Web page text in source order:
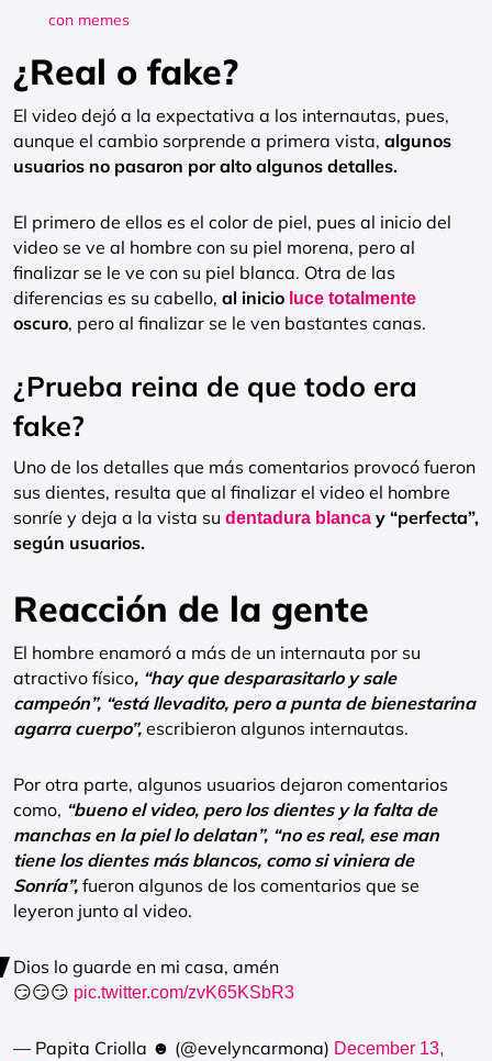
con memes
¿Real o fake?
El video dejó a la expectativa a los internautas, pues,
aunque el cambio sorprende a primera vista, algunos
usuarios no pasaron por alto algunos detalles.
El primero de ellos es el color de piel, pues al inicio del
video se ve al hombre con su piel morena, pero al
finalizar se le ve con su piel blanca. Otra de las
diferencias es su cabello, al inicio luce totalmente
oscuro, pero al finalizar se le ven bastantes canas.
¿Prueba reina de que todo era
fake?
Uno de los detalles que más comentarios provocó fueron
sus dientes, resulta que al finalizar el video el hombre
sonríe y deja a la vista su dentadura blanca y “perfecta”,
según usuarios.
Reacción de la gente
El hombre enamoró a más de un internauta por su
atractivo físico, “hay que desparasitarlo y sale
campeón”, “está llevadito, pero a punta de bienestarina
agarra cuerpo”, escribieron algunos internautas.
Por otra parte, algunos usuarios dejaron comentarios
como, “bueno el video, pero los dientes y la falta de
manchas en la piel lo delatan”, “no es real, ese man
tiene los dientes más blancos, como si viniera de
Sonría”, fueron algunos de los comentarios que se
leyeron junto al video.
Dios lo guarde en mi casa, amén
😏😏😏 pic.twitter.com/zvK65KSbR3
— Papita Criolla ☻ (@evelyncarmona) December 13,